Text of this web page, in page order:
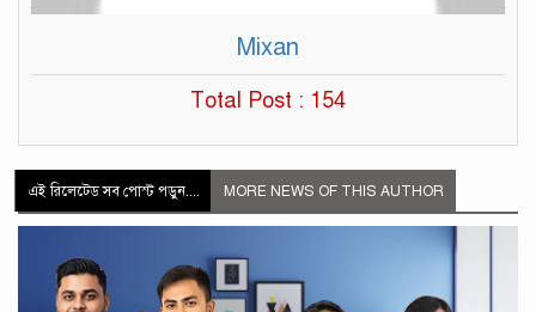
Mixan
Total Post : 154
এই রিলেটেড সব পোস্ট পড়ুন.... MORE NEWS OF THIS AUTHOR